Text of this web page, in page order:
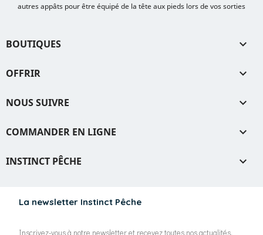
La newsletter Instinct Pêche
Inscrivez-vous à notre newsletter et recevez toutes nos actualités,
autres appâts pour être équipé de la tête aux pieds lors de vos sorties
BOUTIQUES 
OFFRIR 
NOUS SUIVRE 
COMMANDER EN LIGNE 
INSTINCT PÊCHE 